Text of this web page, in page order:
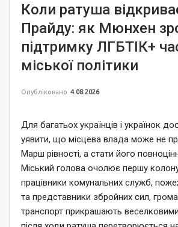
Коли ратуша
Прайду: як Мюнхен
підтримку ЛГБТІК+
міської політики
Опубліковано 4.08.2026
Для багатьох українців і українок
уявити, що місцева влада може не
Марш рівності, а стати його
Міський голова очолює першу
працівники комунальних служб,
та представники збройних сил,
транспорт прикрашають